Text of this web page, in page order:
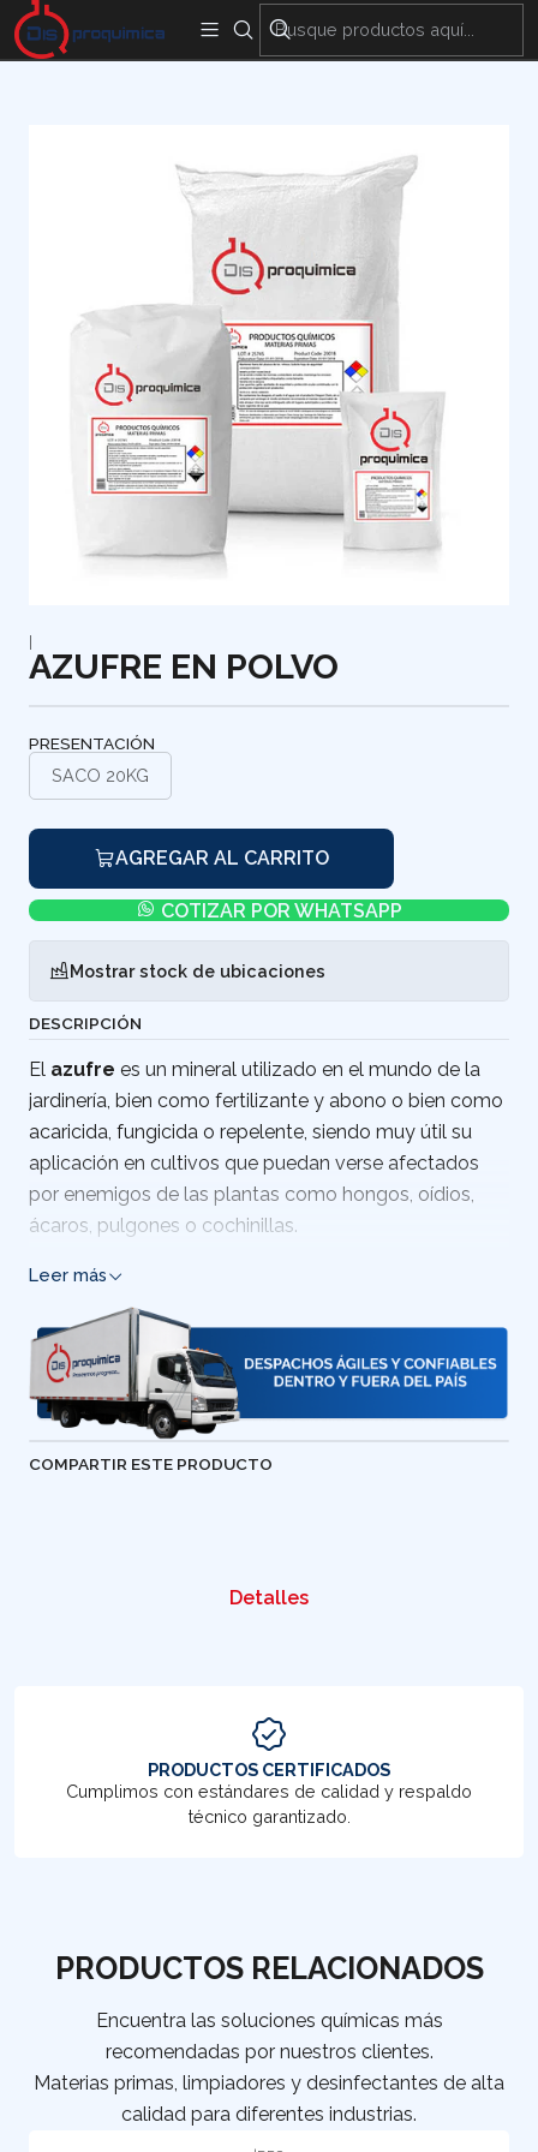
Inicio
|
AZUFRE EN POLVO
PRESENTACIÓN
SACO 20KG
AGREGAR AL CARRITO
COTIZAR POR WHATSAPP
Mostrar stock de ubicaciones
DESCRIPCIÓN
El azufre es un mineral utilizado en el mundo de la
jardinería, bien como fertilizante y abono o bien como
acaricida, fungicida o repelente, siendo muy útil su
aplicación en cultivos que puedan verse afectados
por enemigos de las plantas como hongos, oídios,
ácaros, pulgones o cochinillas.
Venta de aceite de Azufre en polvo Bogotá y
Cundinamarca, Colombia
País de origen: Colombia.
Leer más
COMPARTIR ESTE PRODUCTO
Detalles
PRODUCTOS CERTIFICADOS
Cumplimos con estándares de calidad y respaldo
técnico garantizado.
PRODUCTOS RELACIONADOS
Encuentra las soluciones químicas más
recomendadas por nuestros clientes.
Materias primas, limpiadores y desinfectantes de alta
calidad para diferentes industrias.